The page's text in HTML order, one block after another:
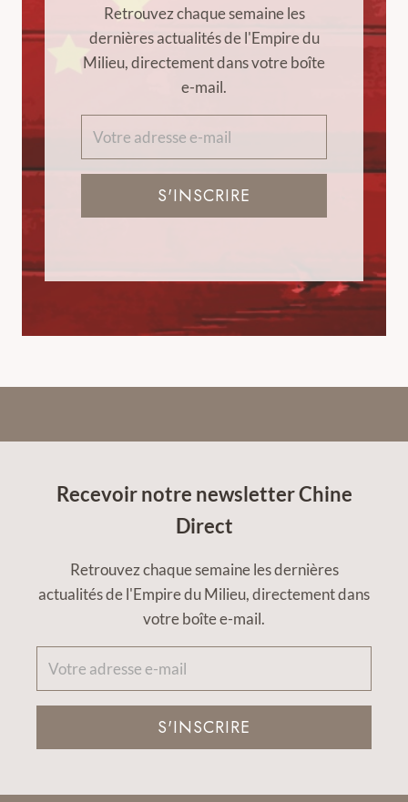
Retrouvez chaque semaine les
dernières actualités de l'Empire du
Milieu, directement dans votre boîte
e-mail.
S'INSCRIRE
Recevoir notre newsletter Chine
Direct
Retrouvez chaque semaine les dernières
actualités de l'Empire du Milieu, directement dans
votre boîte e-mail.
S'INSCRIRE